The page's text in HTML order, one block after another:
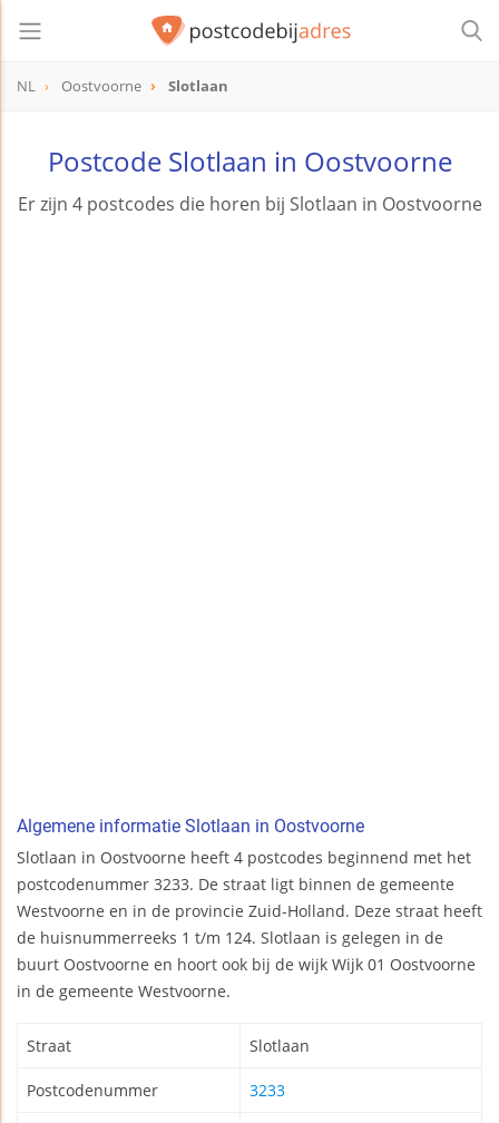
NL Oostvoorne Slotlaan
Postcode Slotlaan in Oostvoorne
Er zijn 4 postcodes die horen bij Slotlaan in Oostvoorne
Algemene informatie Slotlaan in Oostvoorne
Slotlaan in Oostvoorne heeft 4 postcodes beginnend met het
postcodenummer 3233. De straat ligt binnen de gemeente
Westvoorne en in de provincie Zuid-Holland. Deze straat heeft
de huisnummerreeks 1 t/m 124. Slotlaan is gelegen in de
buurt Oostvoorne en hoort ook bij de wijk Wijk 01 Oostvoorne
in de gemeente Westvoorne.
Straat Slotlaan
Postcodenummer 3233